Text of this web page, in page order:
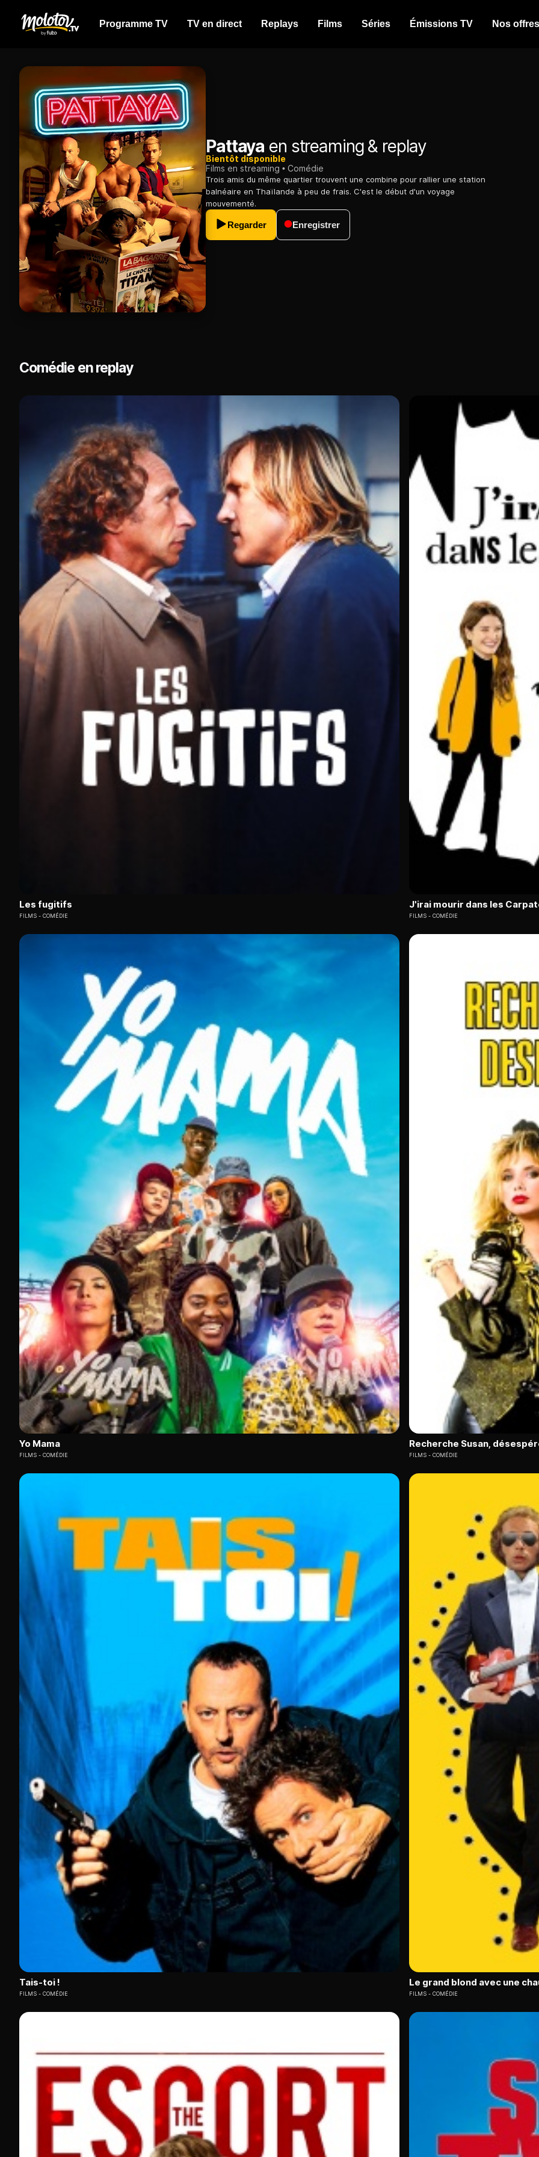
Programme TV TV en direct Replays Films Séries Émissions TV Nos offres
Pattaya en streaming & replay
Bientôt disponible
Films en streaming
Comédie
Trois amis du même quartier trouvent une combine pour rallier une station
balnéaire en Thaïlande à peu de frais. C'est le début d'un voyage
mouvementé.
Regarder Enregistrer
Comédie en replay
Les fugitifs
FILMS COMÉDIE
J'irai mourir dans les
FILMS COMÉDIE
Yo Mama
FILMS COMÉDIE
Recherche Susan,
FILMS COMÉDIE
Tais-toi !
FILMS COMÉDIE
Le grand blond avec une
FILMS COMÉDIE